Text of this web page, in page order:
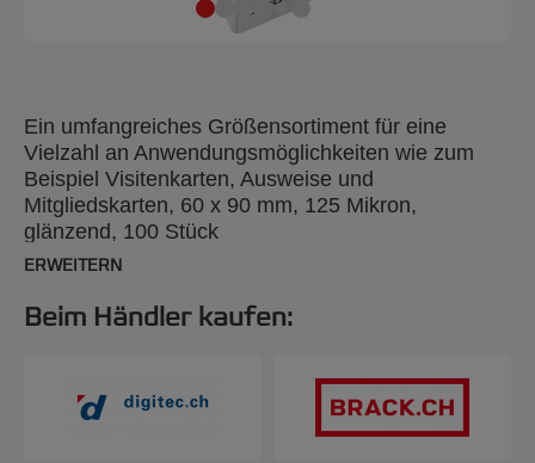
Ein umfangreiches Größensortiment für eine
Vielzahl an Anwendungsmöglichkeiten wie zum
Beispiel Visitenkarten, Ausweise und
Mitgliedskarten, 60 x 90 mm, 125 Mikron,
glänzend, 100 Stück
ERWEITERN
Beim Händler kaufen: